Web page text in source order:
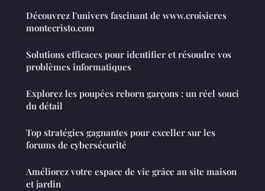
Découvrez l'univers fascinant de www.croisieres
montecristo.com
Solutions efficaces pour identifier et résoudre vos
problèmes informatiques
Explorez les poupées reborn garçons : un réel souci
du détail
Top stratégies gagnantes pour exceller sur les
forums de cybersécurité
Améliorez votre espace de vie grâce au site maison
et jardin